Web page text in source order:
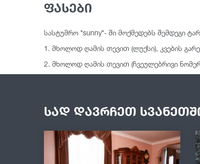
ფასები
სასტუმრო "sunny"- ში მოქმედებს შემდეგი
1. მხოლოდ ღამის თევით (ლუქსი), კვების
2. მხოლოდ ღამის თევით (ჩვეულებრივი
სად დავრჩეთ